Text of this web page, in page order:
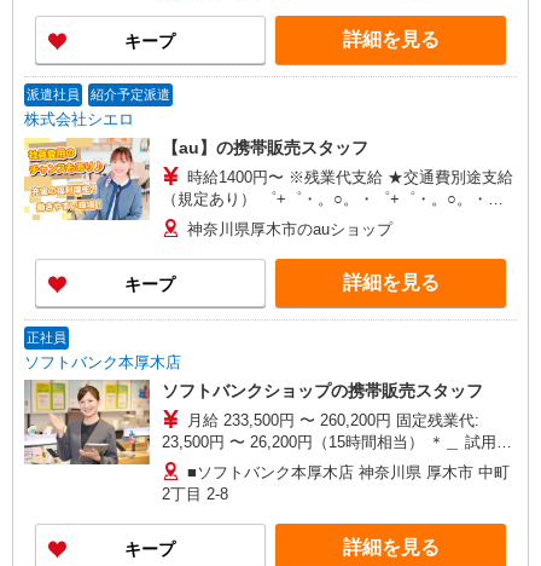
い・週払い可能（規程有）★ ゜・。○。・゜
+゜・。○。・゜+゜
キープ 詳細を見る
派遣社員 紹介予定派遣
株式会社シエロ
【au】の携帯販売スタッフ
時給1400円〜 ※残業代支給 ★交通費別途支給
（規定あり） ゜+゜・。○。・゜+゜・。○。・゜
+゜ 入社祝い金10万円支給(規定有) お友達を紹介
頂くと, インセンティブ支給(規定有) ★月2回払
い・週払い可能（規程有）★ ゜・。○。・゜
+゜・。○。・゜+゜
神奈川県厚木市のauショップ
キープ 詳細を見る
正社員
ソフトバンク本厚木店
ソフトバンクショップの携帯販売スタッフ
月給 233,500円 〜 260,200円 固定残業代:
23,500円 〜 26,200円（15時間相当） ＊＿ 試用期
間あり 6ヶ月 月給25万円以上 ※経験・能力による
【試用期間】月給 233500 円 〜 260200 円
■ソフトバンク本厚木店 神奈川県 厚木市 中町
2丁目 2‐8
キープ 詳細を見る